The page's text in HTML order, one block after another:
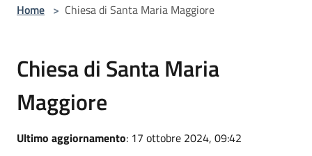
Home > Chiesa di Santa Maria Maggiore
Chiesa di Santa Maria
Maggiore
Ultimo aggiornamento: 17 ottobre 2024, 09:42